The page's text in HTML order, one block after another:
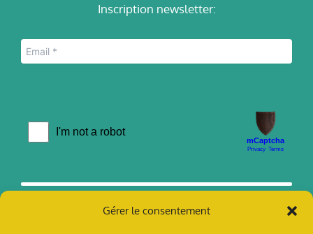
Gérer le consentement
Inscription newsletter: